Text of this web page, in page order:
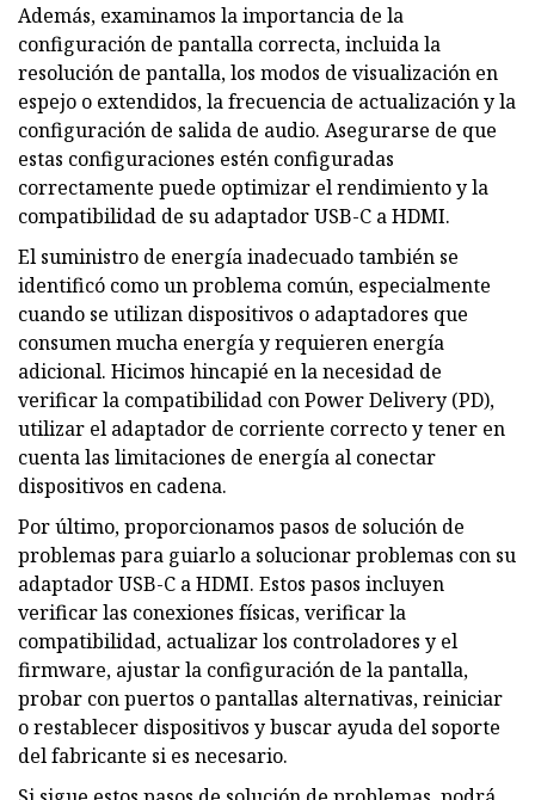
Además, examinamos la importancia de la
configuración de pantalla correcta, incluida la
resolución de pantalla, los modos de visualización en
espejo o extendidos, la frecuencia de actualización y la
configuración de salida de audio. Asegurarse de que
estas configuraciones estén configuradas
correctamente puede optimizar el rendimiento y la
compatibilidad de su adaptador USB-C a HDMI.
El suministro de energía inadecuado también se
identificó como un problema común, especialmente
cuando se utilizan dispositivos o adaptadores que
consumen mucha energía y requieren energía
adicional. Hicimos hincapié en la necesidad de
verificar la compatibilidad con Power Delivery (PD),
utilizar el adaptador de corriente correcto y tener en
cuenta las limitaciones de energía al conectar
dispositivos en cadena.
Por último, proporcionamos pasos de solución de
problemas para guiarlo a solucionar problemas con su
adaptador USB-C a HDMI. Estos pasos incluyen
verificar las conexiones físicas, verificar la
compatibilidad, actualizar los controladores y el
firmware, ajustar la configuración de la pantalla,
probar con puertos o pantallas alternativas, reiniciar
o restablecer dispositivos y buscar ayuda del soporte
del fabricante si es necesario.